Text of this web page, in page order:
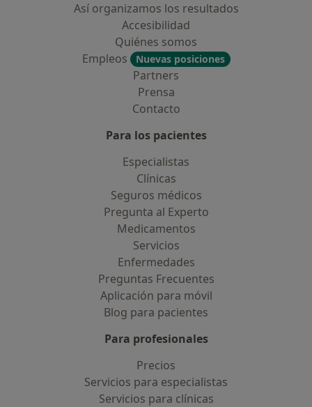
Así organizamos los resultados
Accesibilidad
Quiénes somos
Empleos
Nuevas posiciones
Partners
Prensa
Contacto
Para los pacientes
Especialistas
Clínicas
Seguros médicos
Pregunta al Experto
Medicamentos
Servicios
Enfermedades
Preguntas Frecuentes
Aplicación para móvil
Blog para pacientes
Para profesionales
Precios
Servicios para especialistas
Servicios para clínicas